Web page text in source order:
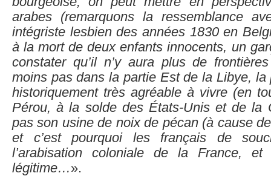
arabes (remarquons la ressemblance
intégriste lesbien des années 1830 en
à la mort de deux enfants innocents, un
constater qu’il n’y aura plus de
moins pas dans la partie Est de la Libye, la
historiquement très agréable à vivre (en
Pérou, à la solde des États-Unis et de la
pas son usine de noix de pécan (à cause
et c’est pourquoi les français de
l’arabisation coloniale de la France,
légitime…».